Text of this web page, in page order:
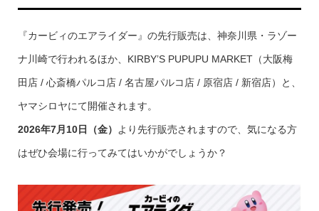
『カービィのエアライダー』の先行販売は、神奈川県・ラゾー
ナ川崎で行われるほか、KIRBY’S PUPUPU MARKET（大阪梅
田店 / 心斎橋パルコ店 / 名古屋パルコ店 / 原宿店 / 新宿店）と、
ヤマシロヤにて開催されます。
2026年7月10日（金） より先行販売されますので、気になる方
はぜひ会場に行ってみてはいかがでしょうか？